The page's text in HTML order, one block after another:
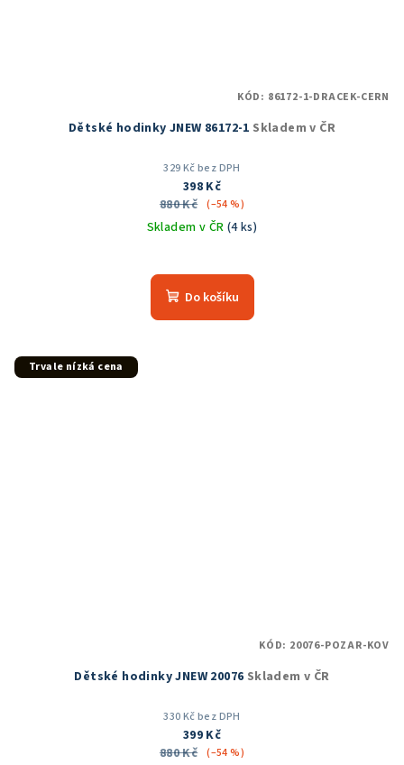
Dětské hodinky JNEW 86172-1 Skladem v ČR
329 Kč bez DPH
398 Kč
880 Kč (–54 %)
Skladem v ČR (4 ks)
Do košíku
KÓD: 86172-1-DRACEK-CERN
Trvale nízká cena
Dětské hodinky JNEW 20076 Skladem v ČR
330 Kč bez DPH
399 Kč
880 Kč (–54 %)
KÓD: 20076-POZAR-KOV